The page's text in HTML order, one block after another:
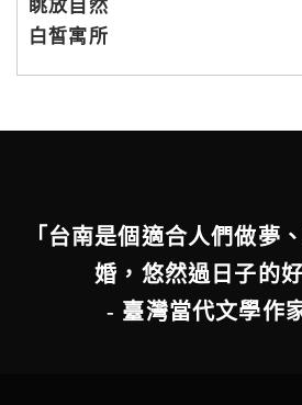
眺放自然
白皙寓所
「台南是個適合人們做夢
婚，悠然過日子的好
- 臺灣當代文學作